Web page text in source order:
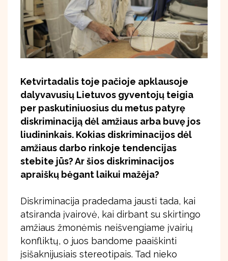
Ketvirtadalis toje pačioje apklausoje
dalyvavusių Lietuvos gyventojų teigia
per paskutiniuosius du metus patyrę
diskriminaciją dėl amžiaus arba buvę jos
liudininkais. Kokias diskriminacijos dėl
amžiaus darbo rinkoje tendencijas
stebite jūs? Ar šios diskriminacijos
apraiškų bėgant laikui mažėja?
Diskriminacija pradedama jausti tada, kai
atsiranda įvairovė, kai dirbant su skirtingo
amžiaus žmonėmis neišvengiame įvairių
konfliktų, o juos bandome paaiškinti
įsišaknijusiais stereotipais. Tad nieko